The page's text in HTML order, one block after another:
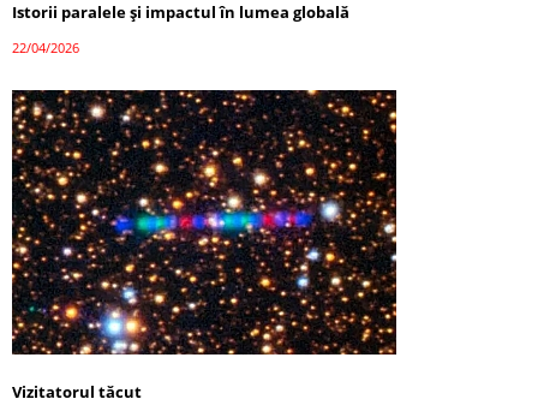
Istorii paralele și impactul în lumea globală
22/04/2026
Vizitatorul tăcut